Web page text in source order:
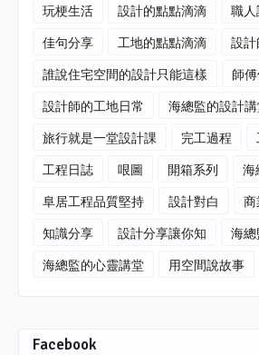
玩梗生活 設計的點點滴滴
職
佳句分享
工地的點點滴滴
設
誰說住宅空間的設計只能這樣
師
設計師的工地日常
海總監的設計
旅行就是一堂設計課
完工過程
工程日誌
哏圖 開箱系列
海
阜居工程品質堅持
設計對白
知識分享
設計分享讓你知
海總
海總監的心靈講堂
用空間說故事
Facebook